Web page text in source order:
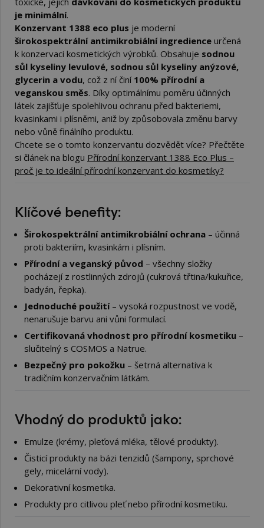
je minimální.
Konzervant 1388 eco plus je moderní
širokospektrální antimikrobiální ingredience určená
k konzervaci kosmetických výrobků. Obsahuje sodnou
sůl kyseliny levulové, sodnou sůl kyseliny anýzové,
glycerin a vodu, což z ní činí 100% přírodní a
veganskou směs. Díky optimálnímu poměru účinných
látek zajišťuje spolehlivou ochranu před bakteriemi,
kvasinkami i plísněmi, aniž by způsobovala změnu barvy
nebo vůně finálního produktu.
Chcete se o tomto konzervantu dozvědět více? Přečtěte
si článek na blogu Přírodní konzervant 1388 Eco Plus –
proč je to ideální přírodní konzervant do kosmetiky?
Klíčové benefity:
Širokospektrální antimikrobiální ochrana – účinná
proti bakteriím, kvasinkám i plísním.
Přírodní a veganský původ – všechny složky
pocházejí z rostlinných zdrojů (cukrová třtina/kukuřice,
badyán, řepka).
Jednoduché použití– vysoká rozpustnost ve vodě,
nenarušuje barvu ani vůni formulací.
Certifikovaná vhodnost pro přírodní kosmetiku –
slučitelný s COSMOS a Natrue.
Bezpečný pro pokožku – šetrná alternativa k
tradičním konzervačním látkám.
Vhodný do produktů jako:
Emulze (krémy, pleťová mléka, tělové produkty).
Čisticí produkty na bázi tenzidů (šampony, sprchové
gely, micelární vody).
Dekorativní kosmetika.
Produkty pro citlivou pleť nebo přírodní kosmetiku.